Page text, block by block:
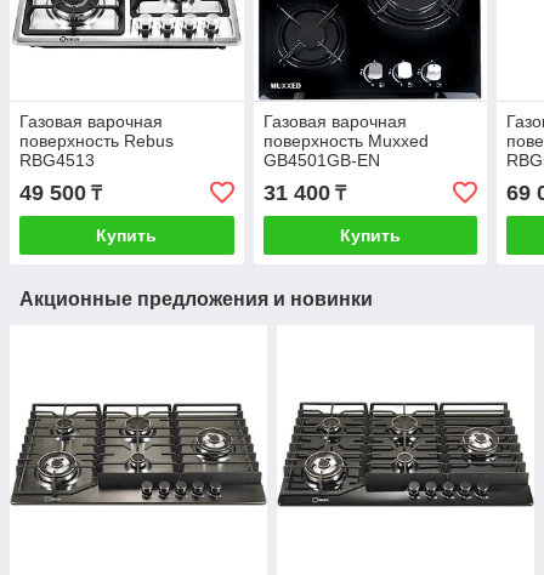
Газовая варочная
поверхность Rebus
RBG4513
49 500 ₸
Купить
Газовая варочная
поверхность Muxxed
GB4501GB-EN
31 400₸
Купить
69
Акционные предложения и новинки